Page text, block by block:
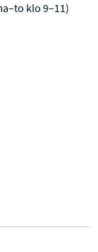
klo 9–11)